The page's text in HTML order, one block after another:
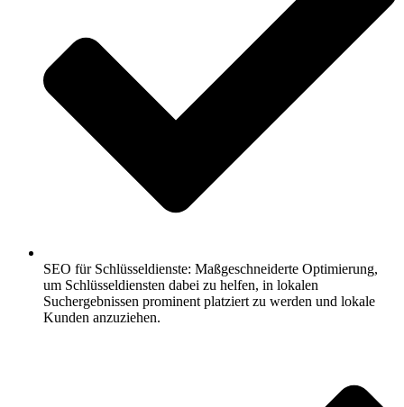
SEO für Schlüsseldienste: Maßgeschneiderte Optimierung,
um Schlüsseldiensten dabei zu helfen, in lokalen
Suchergebnissen prominent platziert zu werden und lokale
Kunden anzuziehen.